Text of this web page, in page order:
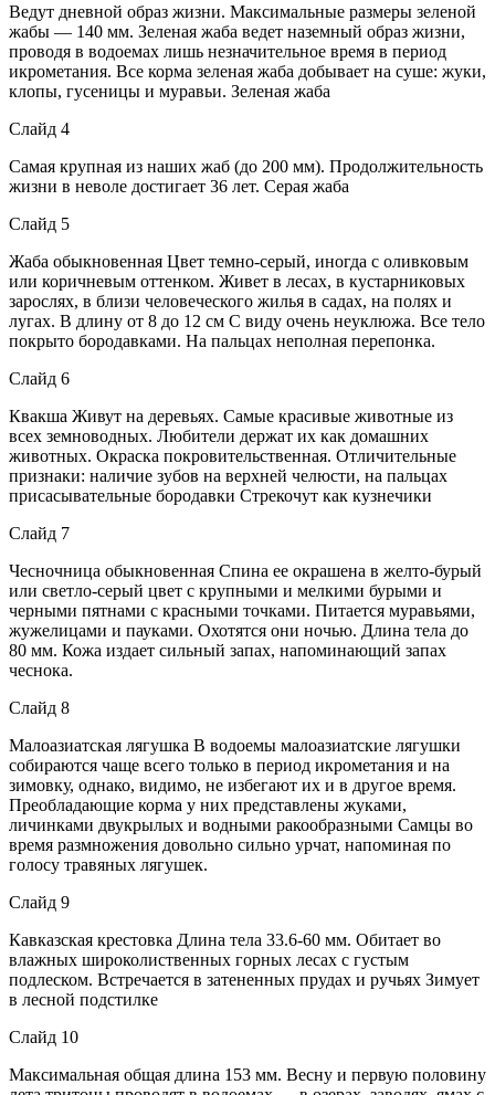
Ведут дневной образ жизни. Максимальные размеры зеленой
жабы — 140 мм. Зеленая жаба ведет наземный образ жизни,
проводя в водоемах лишь незначительное время в период
икрометания. Все корма зеленая жаба добывает на суше: жуки,
клопы, гусеницы и муравьи. Зеленая жаба
Слайд 4
Самая крупная из наших жаб (до 200 мм). Продолжительность
жизни в неволе достигает 36 лет. Серая жаба
Слайд 5
Жаба обыкновенная Цвет темно-серый, иногда с оливковым
или коричневым оттенком. Живет в лесах, в кустарниковых
зарослях, в близи человеческого жилья в садах, на полях и
лугах. В длину от 8 до 12 см С виду очень неуклюжа. Все тело
покрыто бородавками. На пальцах неполная перепонка.
Слайд 6
Квакша Живут на деревьях. Самые красивые животные из
всех земноводных. Любители держат их как домашних
животных. Окраска покровительственная. Отличительные
признаки: наличие зубов на верхней челюсти, на пальцах
присасывательные бородавки Стрекочут как кузнечики
Слайд 7
Чесночница обыкновенная Спина ее окрашена в желто-бурый
или светло-серый цвет с крупными и мелкими бурыми и
черными пятнами с красными точками. Питается муравьями,
жужелицами и пауками. Охотятся они ночью. Длина тела до
80 мм. Кожа издает сильный запах, напоминающий запах
чеснока.
Слайд 8
Малоазиатская лягушка В водоемы малоазиатские лягушки
собираются чаще всего только в период икрометания и на
зимовку, однако, видимо, не избегают их и в другое время.
Преобладающие корма у них представлены жуками,
личинками двукрылых и водными ракообразными Самцы во
время размножения довольно сильно урчат, напоминая по
голосу травяных лягушек.
Слайд 9
Кавказская крестовка Длина тела 33.6-60 мм. Обитает во
влажных широколиственных горных лесах с густым
подлеском. Встречается в затененных прудах и ручьях Зимует
в лесной подстилке
Слайд 10
Максимальная общая длина 153 мм. Весну и первую половину